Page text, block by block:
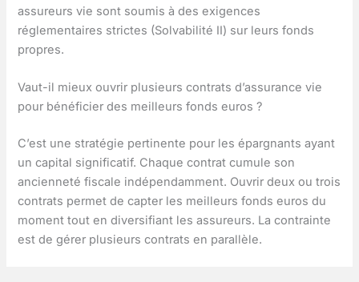
assureurs vie sont soumis à des exigences
réglementaires strictes (Solvabilité II) sur leurs fonds
propres.
Vaut-il mieux ouvrir plusieurs contrats d’assurance vie
pour bénéficier des meilleurs fonds euros ?
C’est une stratégie pertinente pour les épargnants ayant
un capital significatif. Chaque contrat cumule son
ancienneté fiscale indépendamment. Ouvrir deux ou trois
contrats permet de capter les meilleurs fonds euros du
moment tout en diversifiant les assureurs. La contrainte
est de gérer plusieurs contrats en parallèle.